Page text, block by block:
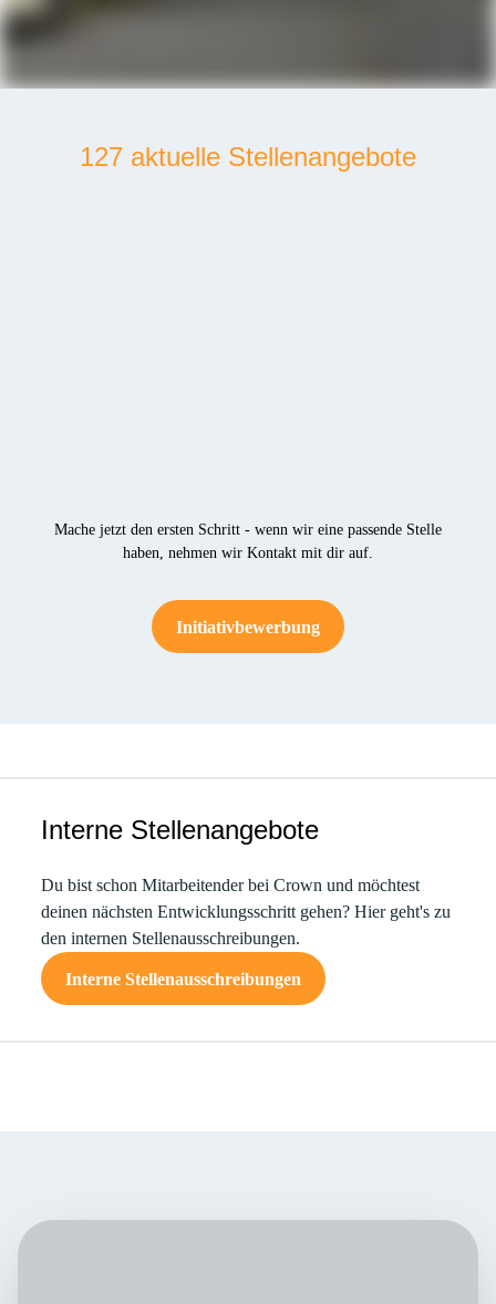
127 aktuelle Stellenangebote
Mache jetzt den ersten Schritt - wenn wir eine passende Stelle
haben, nehmen wir Kontakt mit dir auf.
Initiativbewerbung
Interne Stellenangebote
Du bist schon Mitarbeitender bei Crown und möchtest
deinen nächsten Entwicklungsschritt gehen? Hier geht's zu
den internen Stellenausschreibungen.
Interne Stellenausschreibungen